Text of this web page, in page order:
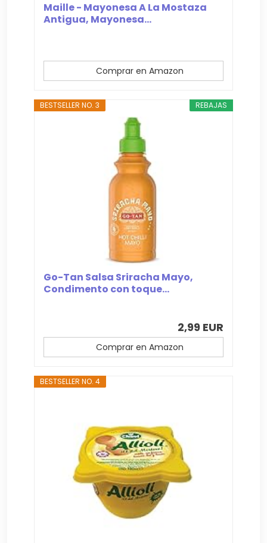
Maille - Mayonesa A La Mostaza
Antigua, Mayonesa...
Comprar en Amazon
REBAJAS
BESTSELLER NO. 3
Go-Tan Salsa Sriracha Mayo,
Condimento con toque...
2,99 EUR
Comprar en Amazon
BESTSELLER NO. 4